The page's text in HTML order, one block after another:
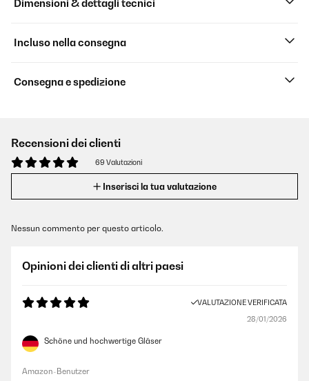
Dimensioni & dettagli tecnici
Incluso nella consegna
Consegna e spedizione
Recensioni dei clienti
69 Valutazioni
Inserisci la tua valutazione
Nessun commento per questo articolo.
Opinioni dei clienti di altri paesi
VALUTAZIONE VERIFICATA
28/01/2026
Schöne und hochwertige Gläser
Amazon-Benutzer